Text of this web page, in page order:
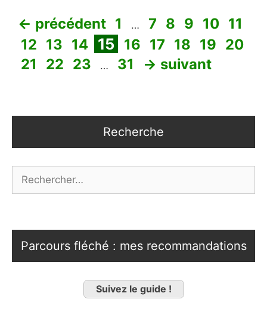
← précédent Page
1 … Page
7 Page
8 Page
9 Page
10 Page
11
Page
12 Page
13 Page
14 Page
15 Page
16 Page
17 Page
18 Page
19 Page
20
Page
21 Page
22 Page
23 … Page
31 → suivant
Recherche
Parcours fléché : mes recommandations
Suivez le guide !